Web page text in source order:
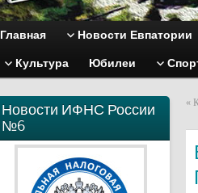
Главная Новости Евпатории
Культура Юбилеи
Новости ИФНС России
№6
«